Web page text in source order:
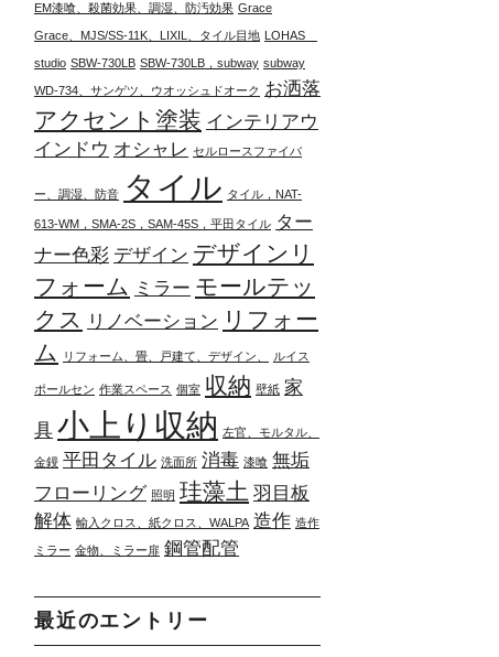
EM漆喰、殺菌効果、調湿、防汚効果 Grace
Grace、MJS/SS-11K、LIXIL、タイル目地 LOHAS
studio SBW-730LB SBW-730LB，subway subway
WD-734、サンゲツ、ウオッシュドオーク お洒落
アクセント塗装 インテリアウ
インドウ オシャレ セルロースファイバ
ー、調湿、防音 タイル タイル，NAT-
613-WM，SMA-2S，SAM-45S，平田タイル ター
ナー色彩 デザイン デザインリ
フォーム ミラー モールテッ
クス
リノベーション リフォー
ム
リフォーム、畳、戸建て、デザイン、 ルイス
ポールセン 作業スペース 個室 収納 壁紙 家
具 小上り収納 左官、モルタル、
金鏝 平田タイル 洗面所 消毒 漆喰 無垢
フローリング 照明 珪藻土 羽目板
解体 輸入クロス、紙クロス、WALPA 造作 造作
ミラー 金物、ミラー扉 鋼管配管
最近のエントリー